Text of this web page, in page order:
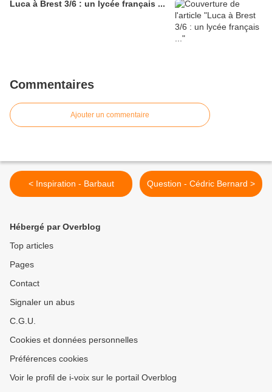
Luca à Brest 3/6 : un lycée français ...
Commentaires
Ajouter un commentaire
< Inspiration - Barbaut Question - Cédric Bernard >
Hébergé par Overblog
Top articles
Pages
Contact
Signaler un abus
C.G.U.
Cookies et données personnelles
Préférences cookies
Voir le profil de i-voix sur le portail Overblog